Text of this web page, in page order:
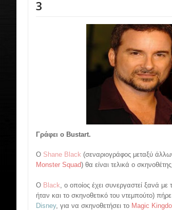
3
Γράφει ο Bustart.
Ο Shane Black (σεναριογράφος μεταξύ
Monster Squad) θα είναι τελικά ο
O Black, ο οποίος έχει συνεργαστεί ξανά με
ήταν και το σκηνοθετικό του ντεμπούτο)
Disney, για να σκηνοθετήσει το Magic